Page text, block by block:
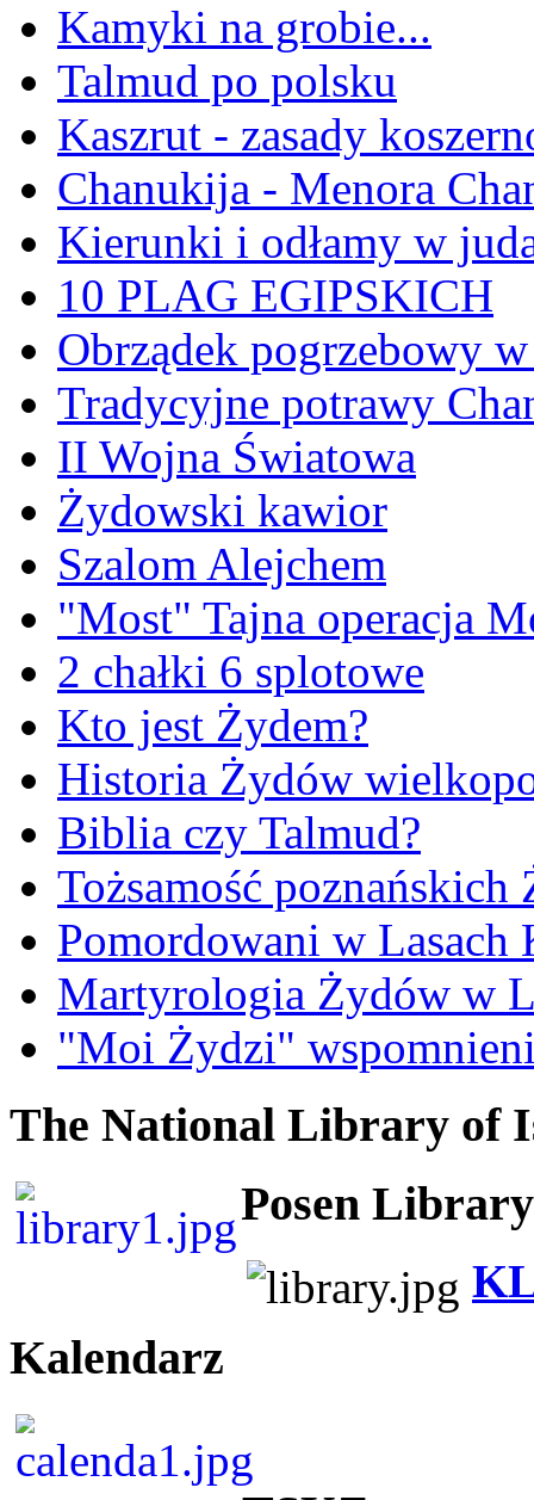
Kamyki na grobie...
Talmud po polsku
Kaszrut - zasady
Chanukija - Menora
Kierunki i odłamy w
10 PLAG EGIPSKICH
Obrządek pogrzebowy
Tradycyjne potrawy
II Wojna Światowa
Żydowski kawior
Szalom Alejchem
"Most" Tajna operacja
2 chałki 6 splotowe
Kto jest Żydem?
Historia Żydów
Biblia czy Talmud?
Tożsamość poznańskich
Pomordowani w Lasach
Martyrologia Żydów w
"Moi Żydzi"
The National Library of
Posen Library
Kalendarz